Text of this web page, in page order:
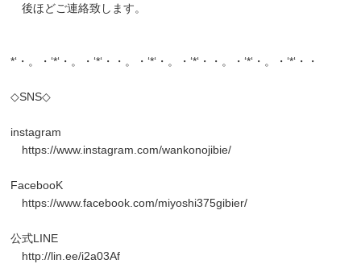
後ほどご連絡致します。
*‘・。・‘*‘・。・‘*‘・・。・‘*‘・。・‘*‘・・。・‘*‘・。・‘*‘・・
◇SNS◇
instagram
https://www.instagram.com/wankonojibie/
FacebooK
https://www.facebook.com/miyoshi375gibier/
公式LINE
http://lin.ee/i2a03Af